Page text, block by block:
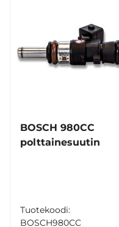
BOSCH 980CC
polttainesuutin
Tuotekoodi:
BOSCH980CC